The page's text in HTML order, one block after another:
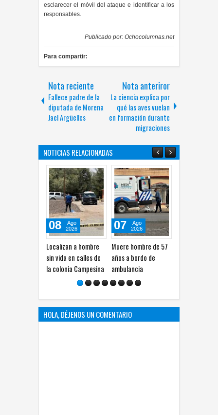
esclarecer el móvil del ataque e identificar a los
responsables.
Publicado por: Ochocolumnas.net
Para compartir:
Nota reciente
Fallece padre de la
diputada de Morena
Jael Argüelles
Nota anteriror
La ciencia explica por
qué las aves vuelan
en formación durante
migraciones
NOTICIAS RELACIONADAS
Localizan a hombre
sin vida en calles de
la colonia Campesina
08
Ago
2026
Muere hombre de 57
años a bordo de
ambulancia
07
Ago
2026
Localizan a
HOLA, DÉJENOS UN COMENTARIO